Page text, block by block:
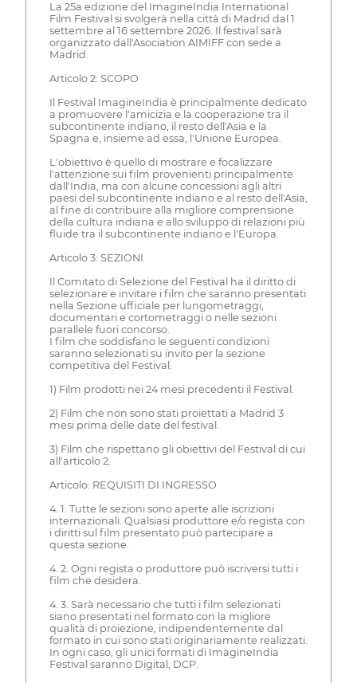
La 25a edizione del ImagineIndia International
Film Festival si svolgerà nella città di Madrid dal 1
settembre al 16 settembre 2026. Il festival sarà
organizzato dall'Asociation AIMIFF con sede a
Madrid.
Articolo 2: SCOPO
Il Festival ImagineIndia è principalmente dedicato
a promuovere l'amicizia e la cooperazione tra il
subcontinente indiano, il resto dell'Asia e la
Spagna e, insieme ad essa, l'Unione Europea.
L'obiettivo è quello di mostrare e focalizzare
l'attenzione sui film provenienti principalmente
dall'India, ma con alcune concessioni agli altri
paesi del subcontinente indiano e al resto dell'Asia,
al fine di contribuire alla migliore comprensione
della cultura indiana e allo sviluppo di relazioni più
fluide tra il subcontinente indiano e l'Europa.
Articolo 3: SEZIONI
Il Comitato di Selezione del Festival ha il diritto di
selezionare e invitare i film che saranno presentati
nella Sezione ufficiale per lungometraggi,
documentari e cortometraggi o nelle sezioni
parallele fuori concorso.
I film che soddisfano le seguenti condizioni
saranno selezionati su invito per la sezione
competitiva del Festival.
1) Film prodotti nei 24 mesi precedenti il Festival.
2) Film che non sono stati proiettati a Madrid 3
mesi prima delle date del festival.
3) Film che rispettano gli obiettivi del Festival di cui
all'articolo 2.
Articolo: REQUISITI DI INGRESSO
4. 1. Tutte le sezioni sono aperte alle iscrizioni
internazionali. Qualsiasi produttore e/o regista con
i diritti sul film presentato può partecipare a
questa sezione.
4. 2. Ogni regista o produttore può iscriversi tutti i
film che desidera.
4. 3. Sarà necessario che tutti i film selezionati
siano presentati nel formato con la migliore
qualità di proiezione, indipendentemente dal
formato in cui sono stati originariamente realizzati.
In ogni caso, gli unici formati di ImagineIndia
Festival saranno Digital, DCP.